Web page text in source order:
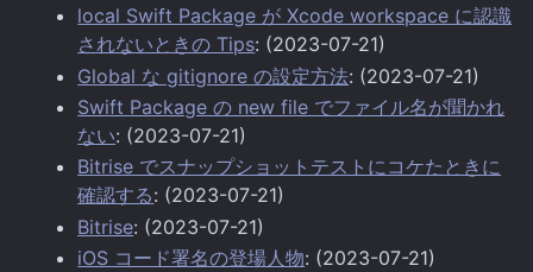
local Swift Package が Xcode workspace に認識
されないときの Tips: (2023-07-21)
Global な gitignore の設定方法: (2023-07-21)
Swift Package の new file でファイル名が聞かれ
ない: (2023-07-21)
Bitrise でスナップショットテストにコケたときに
確認する: (2023-07-21)
Bitrise: (2023-07-21)
iOS コード署名の登場人物: (2023-07-21)